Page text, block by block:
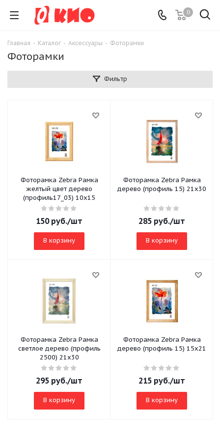
0
Главная - Каталог - Аксессуары - Фоторамки
Фоторамки
Фильтр
Фоторамка Zebra Рамка
желтый цвет дерево
(профиль17_03) 10х15
150руб./шт
В корзину
Фоторамка Zebra Рамка
дерево (профиль 15) 21х30
285 руб./шт
В корзину
Фоторамка Zebra Рамка
светлое дерево (профиль
2500) 21х30
295 руб./шт
В корзину
Фоторамка Zebra Рамка
дерево (профиль 15) 15х21
215 руб./шт
В корзину